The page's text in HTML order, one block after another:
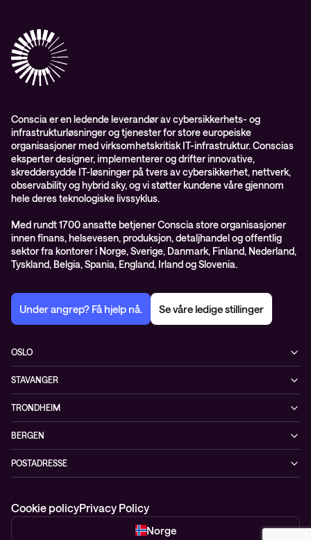
Conscia Education Services
Conscia er en ledende leverandør av cybersikkerhets- og
infrastrukturløsninger og tjenester for store europeiske
organisasjoner med virksomhetskritisk IT-infrastruktur. Conscias
eksperter designer, implementerer og drifter innovative,
skreddersydde IT-løsninger på tvers av cybersikkerhet, nettverk,
observability og hybrid sky, og vi støtter kundene våre gjennom
hele deres teknologiske livssyklus.
Med rundt 1700 ansatte betjener Conscia store organisasjoner
innen finans, helsevesen, produksjon, detaljhandel og offentlig
sektor fra kontorer i Norge, Sverige, Danmark, Finland, Nederland,
Tyskland, Belgia, Spania, England, Irland og Slovenia.
Under angrep? Få hjelp nå. Se våre ledige stillinger
OSLO
0185 Oslo
Norge
STAVANGER
4020 Stavanger
Norge
TRONDHEIM
7069 Trondheim
Norge
BERGEN
5014 Bergen
POSTADRESSE
Norge
Cookie policyPrivacy Policy
Norge